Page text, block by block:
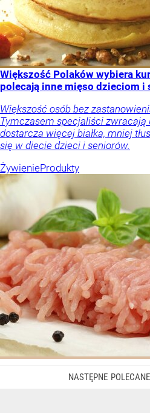
Większość Polaków wybiera
polecają inne mięso dzieciom i
Większość osób bez
Tymczasem specjaliści zwracają
dostarcza więcej białka, mniej
się w diecie dzieci i seniorów.
ŻywienieProdukty